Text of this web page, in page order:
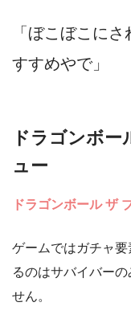
「ぼこぼこに
すすめやで」
ドラゴンボ
ュー
ドラゴンボール ザ
ゲームではガチャ
るのはサバイバー
せん。